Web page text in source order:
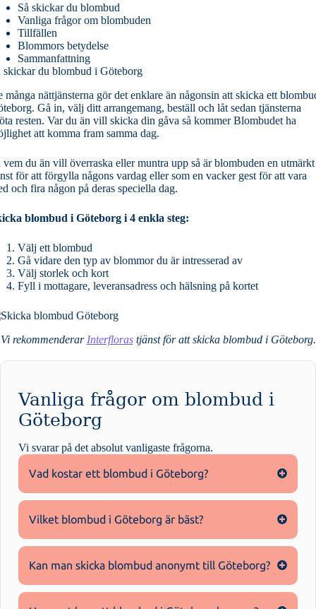
Så skickar du blombud
Vanliga frågor om blombuden
Tillfällen
Blommors betydelse
Sammanfattning
skickar du blombud i Göteborg
många nättjänsterna gör det enklare än någonsin att skicka ett
Gå in, välj ditt arrangemang, beställ och låt sedan tjänsterna
resten. Var du än vill skicka din gåva så kommer Blombudet ha
att komma fram samma dag.
vem du än vill överraska eller muntra upp så är blombuden en utmärkt
för att förgylla någons vardag eller som en vacker gest för att vara
och fira någon på deras speciella dag.
blombud i Göteborg i 4 enkla steg:
Välj ett blombud
Gå vidare den typ av blommor du är intresserad av
Välj storlek och kort
Fyll i mottagare, leveransadress och hälsning på kortet
Vi rekommenderar Interflorastjänst för att skicka blombud i Göteborg.
Vanliga frågor om blombud i
Göteborg
Vi svarar på det absolut vanligaste frågorna.
Vad kostar ett blombud i Göteborg?
Vilket blombud i Göteborg är bäst?
Kan man skicka blombud anonymt till Göteborg?